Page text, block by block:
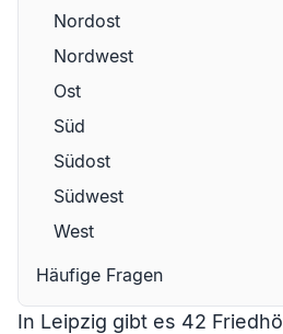
In Leipzig gibt es 42
Nordost
Nordwest
Ost
Süd
Südost
Südwest
West
Häufige Fragen